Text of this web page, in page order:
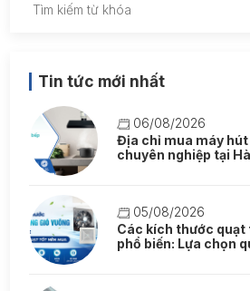
Tin tức mới nhất
06/08/2026
Địa chỉ mua máy hút
chuyên nghiệp tại
05/08/2026
Các kích thước quạt
phổ biến: Lựa chọn